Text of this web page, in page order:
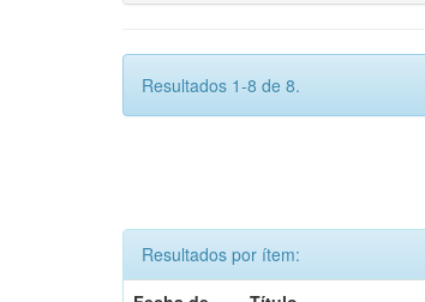
Resultados 1-8 de 8.
Resultados por ítem: